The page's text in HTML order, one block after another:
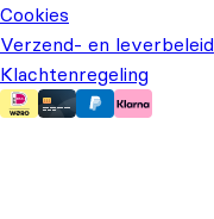
Cookies
Verzend- en leverbeleid
Klachtenregeling